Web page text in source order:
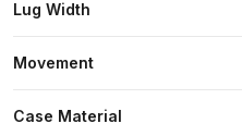
Lug Width
Movement
Case Material